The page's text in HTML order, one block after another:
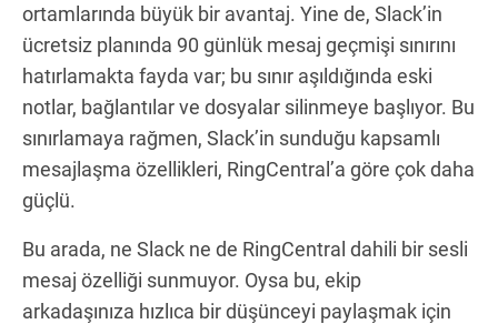
ortamlarında büyük bir avantaj. Yine de, Slack’in
ücretsiz planında 90 günlük mesaj geçmişi sınırını
hatırlamakta fayda var; bu sınır aşıldığında eski
notlar, bağlantılar ve dosyalar silinmeye başlıyor. Bu
sınırlamaya rağmen, Slack’in sunduğu kapsamlı
mesajlaşma özellikleri, RingCentral’a göre çok daha
güçlü.
Bu arada, ne Slack ne de RingCentral dahili bir sesli
mesaj özelliği sunmuyor. Oysa bu, ekip
arkadaşınıza hızlıca bir düşünceyi paylaşmak için